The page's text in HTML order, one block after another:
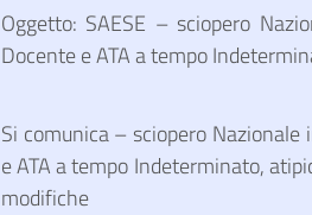
Oggetto: SAESE – sciopero
Docente e ATA a tempo
Si comunica – sciopero
e ATA a tempo Indeterminato,
modifiche